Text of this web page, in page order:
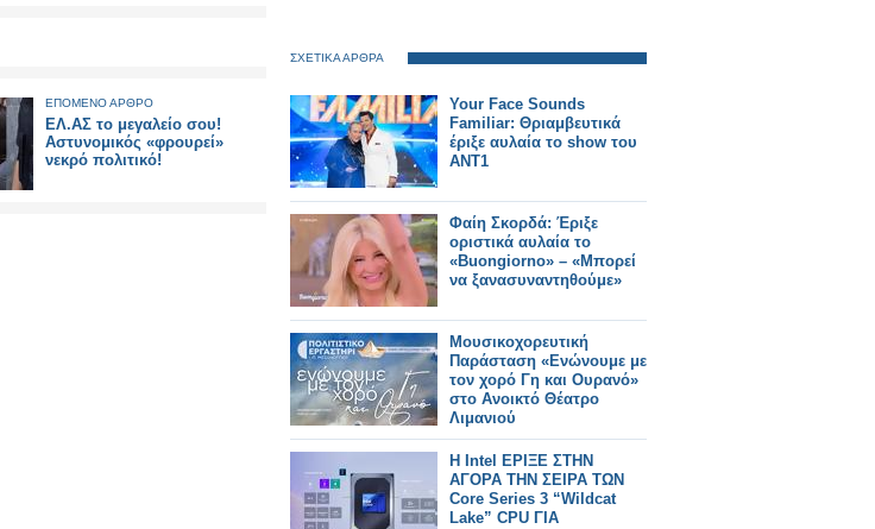
ΕΠΟΜΕΝΟ ΑΡΘΡΟ
ΕΛ.ΑΣ το μεγαλείο σου!
Αστυνομικός «φρουρεί»
νεκρό πολιτικό!
ΣΧΕΤΙΚΑ ΑΡΘΡΑ
Your Face Sounds
Familiar: Θριαμβευτικά
έριξε αυλαία το show του
ΑΝΤ1
Φαίη Σκορδά: Έριξε
οριστικά αυλαία το
«Buongiorno» – «Μπορεί
να ξανασυναντηθούμε»
Μουσικοχορευτική
Παράσταση «Ενώνουμε με
τον χορό Γη και Ουρανό»
στο Ανοικτό Θέατρο
Λιμανιού
Η Intel ΕΡΙΞΕ ΣΤΗΝ
ΑΓΟΡΑ ΤΗΝ ΣΕΙΡΑ ΤΩΝ
Core Series 3 “Wildcat
Lake” CPU ΓΙΑ